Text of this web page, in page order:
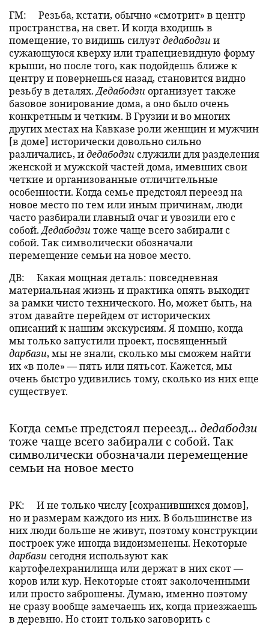
ГМ:
Резьба, кстати, обычно «смотрит» в центр
пространства, на свет. И когда входишь в
помещение, то видишь силуэтдедабодзи и
сужающуюся кверху или трапециевидную форму
крыши, но после того, как подойдешь ближе к
центру и повернешься назад, становится видно
резьбу в деталях. Дедабодзи организует также
базовое зонирование дома, а оно было очень
конкретным и четким. В Грузии и во многих
других местах на Кавказе роли женщин и мужчин
[в доме] исторически довольно сильно
различались, идедабодзи служили для разделения
женской и мужской частей дома, имевших свои
четкие и организованные отличительные
особенности. Когда семье предстоял переезд на
новое место по тем или иным причинам, люди
часто разбирали главный очаг и увозили его с
собой. Дедабодзи тоже чаще всего забирали с
собой. Так символически обозначали
перемещение семьи на новое место.
ДВ:
Какая мощная деталь: повседневная
материальная жизнь и практика опять выходит
за рамки чисто технического. Но, может быть, на
этом давайте перейдем от исторических
описаний к нашим экскурсиям. Я помню, когда
мы только запустили проект, посвященный
дарбази, мы не знали, сколько мы сможем найти
их «в поле» — пять или пятьсот. Кажется, мы
очень быстро удивились тому, сколько из них еще
существует.
Когда семье предстоял переезд... дедабодзи
тоже чаще всего забирали с собой. Так
символически обозначали перемещение
семьи на новое место
РК:
И не только числу [сохранившихся домов],
но и размерам каждого из них. В большинстве из
них люди больше не живут, поэтому конструкции
построек уже иногда видоизменены. Некоторые
дарбази сегодня используют как
картофелехранилища или держат в них скот —
коров или кур. Некоторые стоят заколоченными
или просто заброшены. Думаю, именно поэтому
не сразу вообще замечаешь их, когда приезжаешь
в деревню. Но стоит только заговорить с